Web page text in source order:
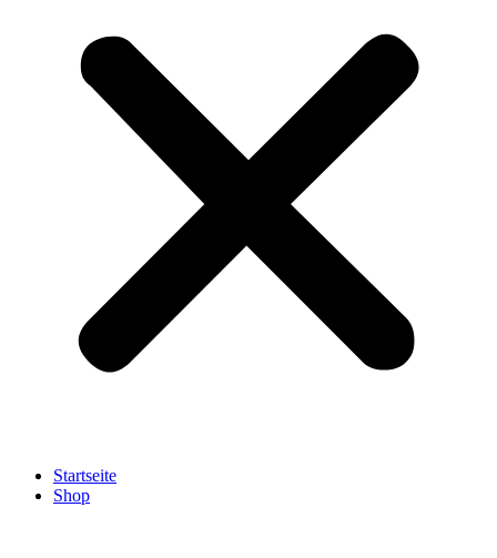
Startseite
Shop